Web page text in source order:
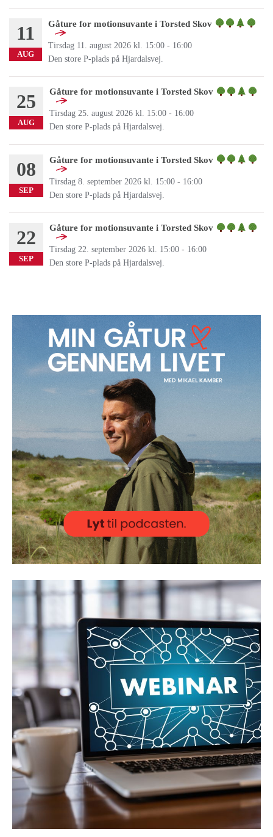
11
AUG
Gåture for motionsuvante i Torsted Skov
Tirsdag 11. august 2026 kl. 15:00 - 16:00
Den store P-plads på Hjardalsvej.
25
AUG
Gåture for motionsuvante i Torsted Skov
Tirsdag 25. august 2026 kl. 15:00 - 16:00
Den store P-plads på Hjardalsvej.
08
SEP
Gåture for motionsuvante i Torsted Skov
Tirsdag 8. september 2026 kl. 15:00 - 16:00
Den store P-plads på Hjardalsvej.
22
SEP
Gåture for motionsuvante i Torsted Skov
Tirsdag 22. september 2026 kl. 15:00 - 16:00
Den store P-plads på Hjardalsvej.